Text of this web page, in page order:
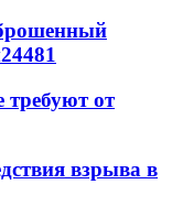
24481
требуют от
взрыва в